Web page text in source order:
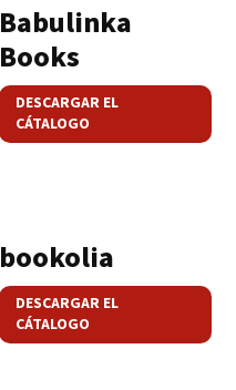
Babulinka
Books
DESCARGAR EL
CÁTALOGO
bookolia
DESCARGAR EL
CÁTALOGO